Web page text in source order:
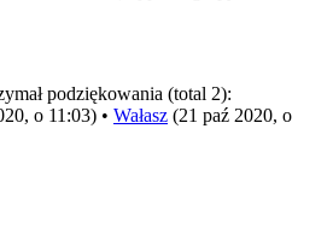
podziękowania (total 2):
o 11:03) • Wałasz (21 paź 2020, o